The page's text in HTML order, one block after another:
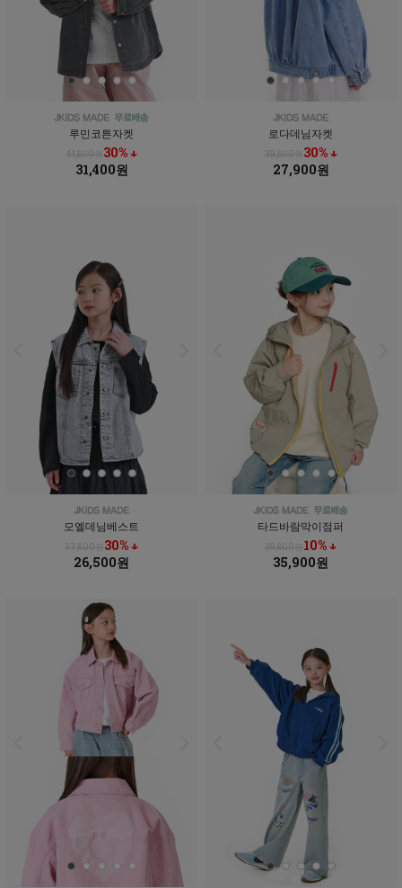
루민코튼자켓
44,800원 30% ↓
31,400원
로다데님자켓
39,800원 30% ↓
27,900원
모엘데님베스트
37,800원30% ↓
26,500원
타드바람막이점퍼
39,800원10% ↓
35,900원